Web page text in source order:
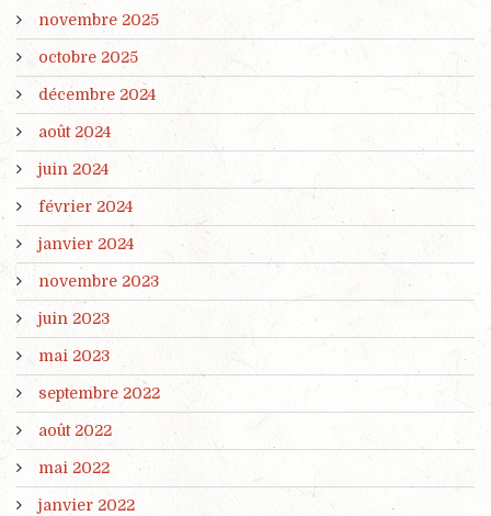
novembre 2025
octobre 2025
décembre 2024
août 2024
juin 2024
février 2024
janvier 2024
novembre 2023
juin 2023
mai 2023
septembre 2022
août 2022
mai 2022
janvier 2022